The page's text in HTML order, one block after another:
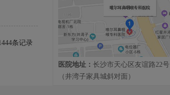
条记录
医院地址： 长沙市天心区友谊路22号
（井湾子家具城斜对面）